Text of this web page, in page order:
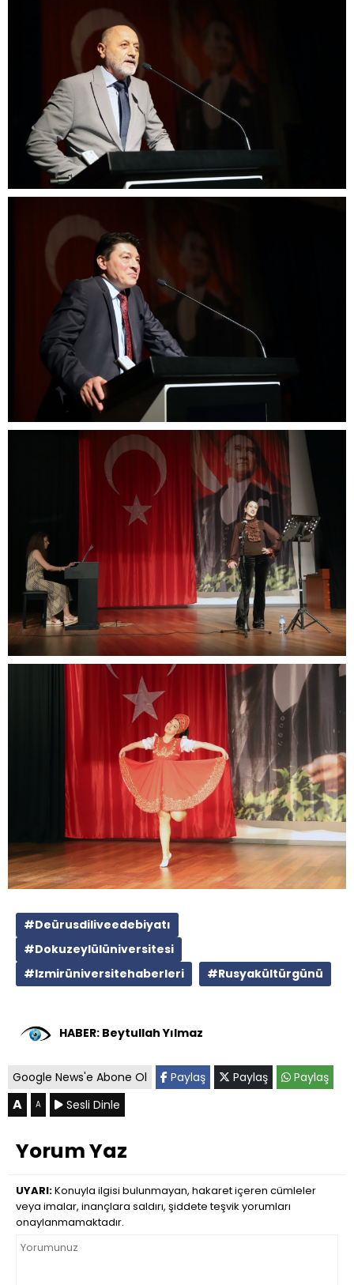
#Deürusdiliveedebiyatı
#Dokuzeylülüniversitesi
#Izmirüniversitehaberleri
#Rusyakültürgünü
HABER: Beytullah Yılmaz
Google News'e Abone Ol Paylaş Paylaş Paylaş
A A Sesli Dinle
Yorum Yaz
UYARI:Konuyla ilgisi bulunmayan, hakaret içeren cümleler
veya imalar, inançlara saldırı, şiddete teşvik yorumları
onaylanmamaktadır.